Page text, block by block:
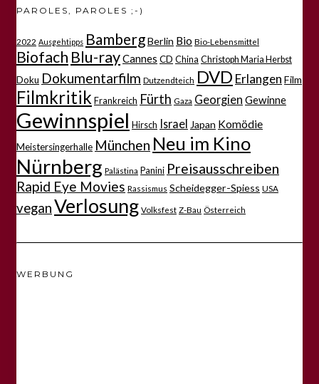
PAROLES, PAROLES ;-)
2022 Ausgehtipps BambergBerlin Bio Bio-Lebensmittel
Biofach Blu-rayCannes CD China Christoph Maria Herbst
Doku Dokumentarfilm Dutzendteich DVD Erlangen Film
Filmkritik Frankreich Fürth Gaza Georgien Gewinne
Gewinnspiel Hirsch Israel Japan Komödie
Meistersingerhalle München Neu im Kino
Nürnberg Palästina Panini Preisausschreiben
Rapid Eye Movies Rassismus Scheidegger-Spiess USA
veganVerlosung Volksfest Z-Bau Österreich
WERBUNG